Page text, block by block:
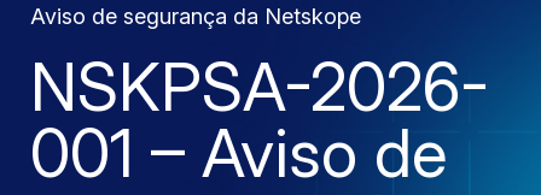
Aviso de segurança da Netskope
NSKPSA-2026-
001 – Aviso de